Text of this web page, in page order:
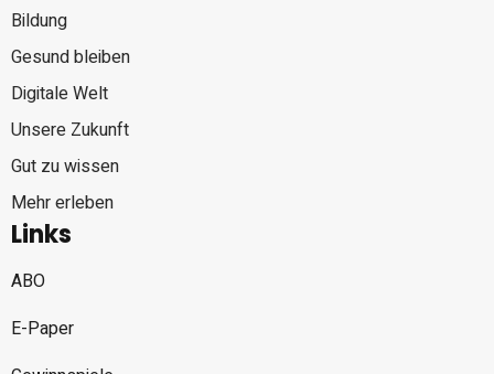
Bildung
Gesund bleiben
Digitale Welt
Unsere Zukunft
Gut zu wissen
Mehr erleben
Links
ABO
E-Paper